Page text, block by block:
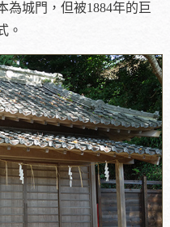
為城門，但被1884年的巨
。